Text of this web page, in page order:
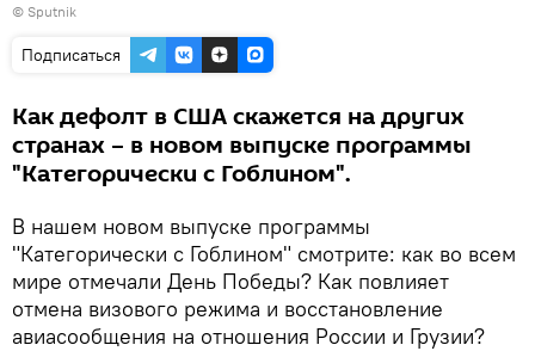
© Sputnik
Подписаться
Как дефолт в США скажется на других
странах – в новом выпуске программы
"Категорически с Гоблином".
В нашем новом выпуске программы
"Категорически с Гоблином" смотрите: как во всем
мире отмечали День Победы? Как повлияет
отмена визового режима и восстановление
авиасообщения на отношения России и Грузии?